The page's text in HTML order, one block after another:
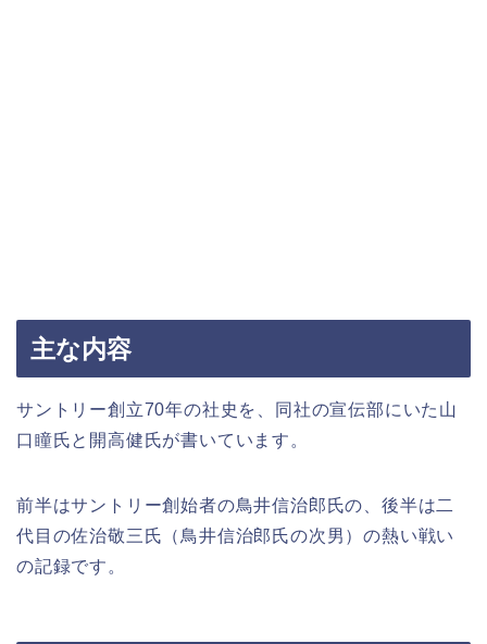
主な内容
サントリー創立70年の社史を、同社の宣伝部にいた山
口瞳氏と開高健氏が書いています。
前半はサントリー創始者の鳥井信治郎氏の、後半は二
代目の佐治敬三氏（鳥井信治郎氏の次男）の熱い戦い
の記録です。